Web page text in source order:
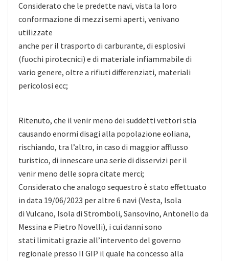
Considerato che le predette navi, vista la loro
conformazione di mezzi semi aperti, venivano
utilizzate
anche per il trasporto di carburante, di esplosivi
(fuochi pirotecnici) e di materiale infiammabile di
vario genere, oltre a rifiuti differenziati, materiali
pericolosi ecc;
Ritenuto, che il venir meno dei suddetti vettori stia
causando enormi disagi alla popolazione eoliana,
rischiando, tra l’altro, in caso di maggior afflusso
turistico, di innescare una serie di disservizi per il
venir meno delle sopra citate merci;
Considerato che analogo sequestro è stato effettuato
in data 19/06/2023 per altre 6 navi (Vesta, Isola
di Vulcano, Isola di Stromboli, Sansovino, Antonello da
Messina e Pietro Novelli), i cui danni sono
stati limitati grazie all’intervento del governo
regionale presso Il GIP il quale ha concesso alla